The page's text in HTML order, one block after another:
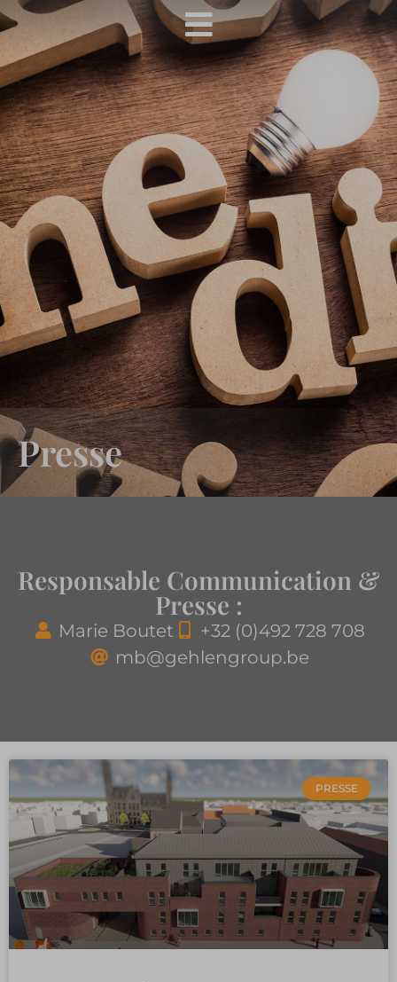
Presse
Responsable Communication &
Presse :
Marie Boutet
+32 (0)492 728 708
mb@gehlengroup.be
PRESSE